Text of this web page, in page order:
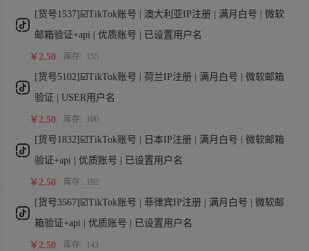
[货号1537]☑️TikTok账号 | 澳大利亚IP注册 | 满月白号 | 微软
邮箱验证+api | 优质账号 | 已设置用户名
￥2.50 库存: 155
[货号5102]☑️TikTok账号 | 荷兰IP注册 | 满月白号 | 微软邮箱
验证 | USER用户名
￥2.50 库存: 100
[货号1832]☑️TikTok账号 | 日本IP注册 | 满月白号 | 微软邮箱
验证+api | 优质账号 | 已设置用户名
￥2.50 库存: 192
[货号3567]☑️TikTok账号 | 菲律宾IP注册 | 满月白号 | 微软邮
箱验证+api | 优质账号 | 已设置用户名
￥2.50 库存: 143